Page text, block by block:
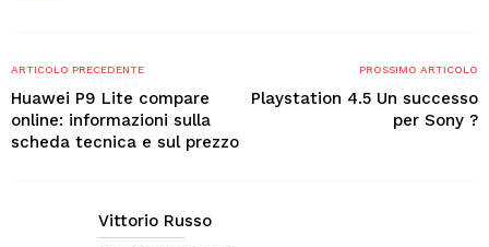
ARTICOLO PRECEDENTE
Huawei P9 Lite compare
online: informazioni sulla
scheda tecnica e sul prezzo
PROSSIMO ARTICOLO
Playstation 4.5 Un successo
per Sony ?
Vittorio Russo